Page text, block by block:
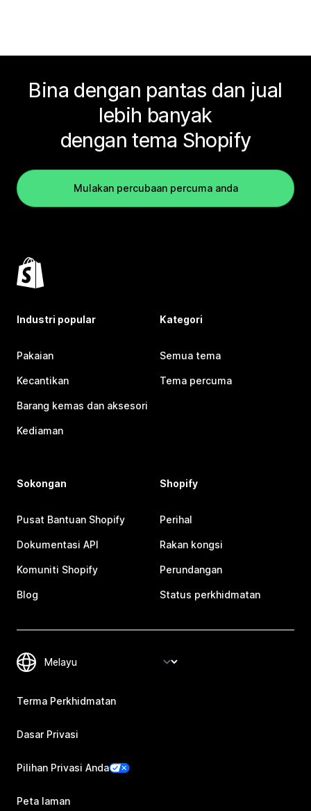
Bina dengan pantas dan jual
lebih banyak
dengan tema Shopify
Mulakan percubaan percuma anda
Industri popular
Pakaian
Kecantikan
Barang kemas dan aksesori
Kediaman
Kategori
Semua tema
Tema percuma
Sokongan
Pusat Bantuan Shopify
Dokumentasi API
Komuniti Shopify
Blog
Shopify
Perihal
Rakan kongsi
Perundangan
Status perkhidmatan
Terma Perkhidmatan
Dasar Privasi
Pilihan Privasi Anda
Peta laman